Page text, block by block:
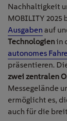
Nachhaltigkeit
MOBILITY 2025
Ausgaben auf
Technologienin
autonomes
präsentieren.
zwei zentralen
Messegelände
ermöglicht es,
auch für die